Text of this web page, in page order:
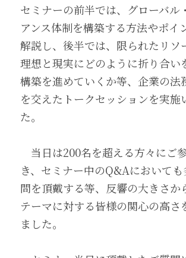
セミナーの前半では、グローバル
アンス体制を構築する方法やポイ
解説し、後半では、限られたリソ
理想と現実にどのように折り合い
構築を進めていくか等、企業の法
を交えたトークセッションを実施
た。
当日は200名を超える方々にご
き、セミナー中のQ&Aにおいて
問を頂戴する等、反響の大きさか
テーマに対する皆様の関心の高さ
ました。